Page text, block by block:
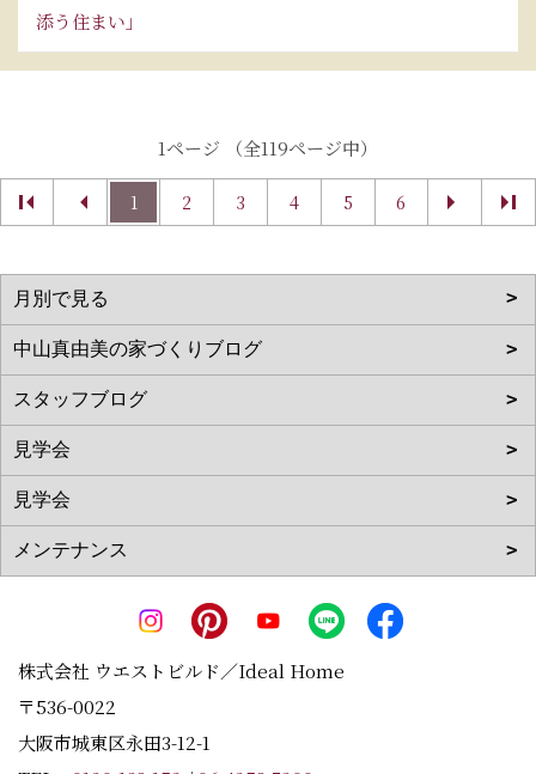
添う住まい」
1ページ （全119ページ中）
1 2 3 4 5 6
株式会社 ウエストビルド／Ideal Home
〒536-0022
大阪市城東区永田3-12-1